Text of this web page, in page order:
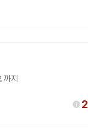
을 가격과 함께 비교
지